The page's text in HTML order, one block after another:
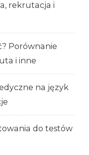
rekrutacja i
Porównanie
i inne
na język
do testów